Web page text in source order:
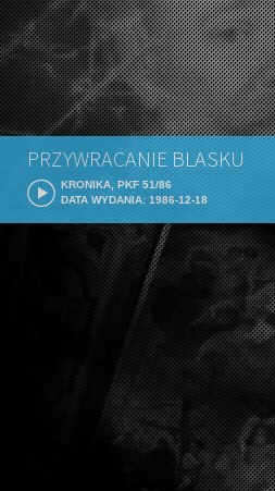
PRZYWRACANIE BLASKU
KRONIKA, PKF 51/86
DATA WYDANIA: 1986-12-18